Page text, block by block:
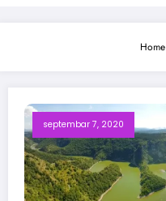
Home
septembar 7, 2020